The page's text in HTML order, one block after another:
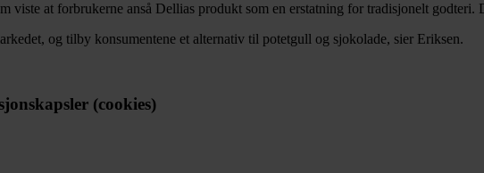
viste at forbrukerne anså Dellias produkt som en erstatning for tradisjonelt
og tilby konsumentene et alternativ til potetgull og sjokolade, sier Eriksen.
(cookies)